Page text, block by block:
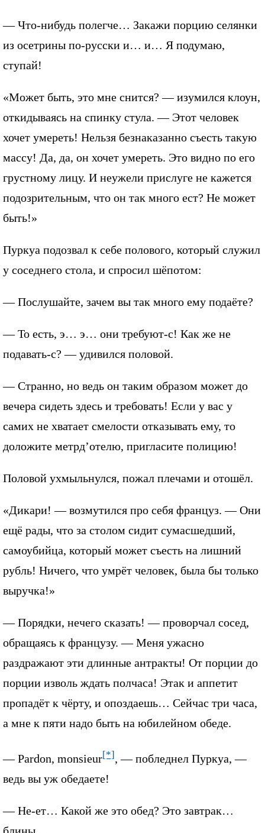
— Что-нибудь полегче… Закажи порцию селянки
из осетрины по-русски и… и… Я подумаю,
ступай!
«Может быть, это мне снится? — изумился клоун,
откидываясь на спинку стула. — Этот человек
хочет умереть! Нельзя безнаказанно съесть такую
массу! Да, да, он хочет умереть. Это видно по его
грустному лицу. И неужели прислуге не кажется
подозрительным, что он так много ест? Не может
быть!»
Пуркуа подозвал к себе полового, который служил
у соседнего стола, и спросил шёпотом:
— Послушайте, зачем вы так много ему подаёте?
— То есть, э… э… они требуют-с! Как же не
подавать-с? — удивился половой.
— Странно, но ведь он таким образом может до
вечера сидеть здесь и требовать! Если у вас у
самих не хватает смелости отказывать ему, то
доложите метрд’отелю, пригласите полицию!
Половой ухмыльнулся, пожал плечами и отошёл.
«Дикари! — возмутился про себя француз. — Они
ещё рады, что за столом сидит сумасшедший,
самоубийца, который может съесть на лишний
рубль! Ничего, что умрёт человек, была бы только
выручка!»
— Порядки, нечего сказать! — проворчал сосед,
обращаясь к французу. — Меня ужасно
раздражают эти длинные антракты! От порции до
порции изволь ждать полчаса! Этак и аппетит
пропадёт к чёрту, и опоздаешь… Сейчас три часа,
а мне к пяти надо быть на юбилейном обеде.
— Pardon, monsieur[*] , — побледнел Пуркуа, —
ведь вы уж обедаете!
— Не-ет… Какой же это обед? Это завтрак…